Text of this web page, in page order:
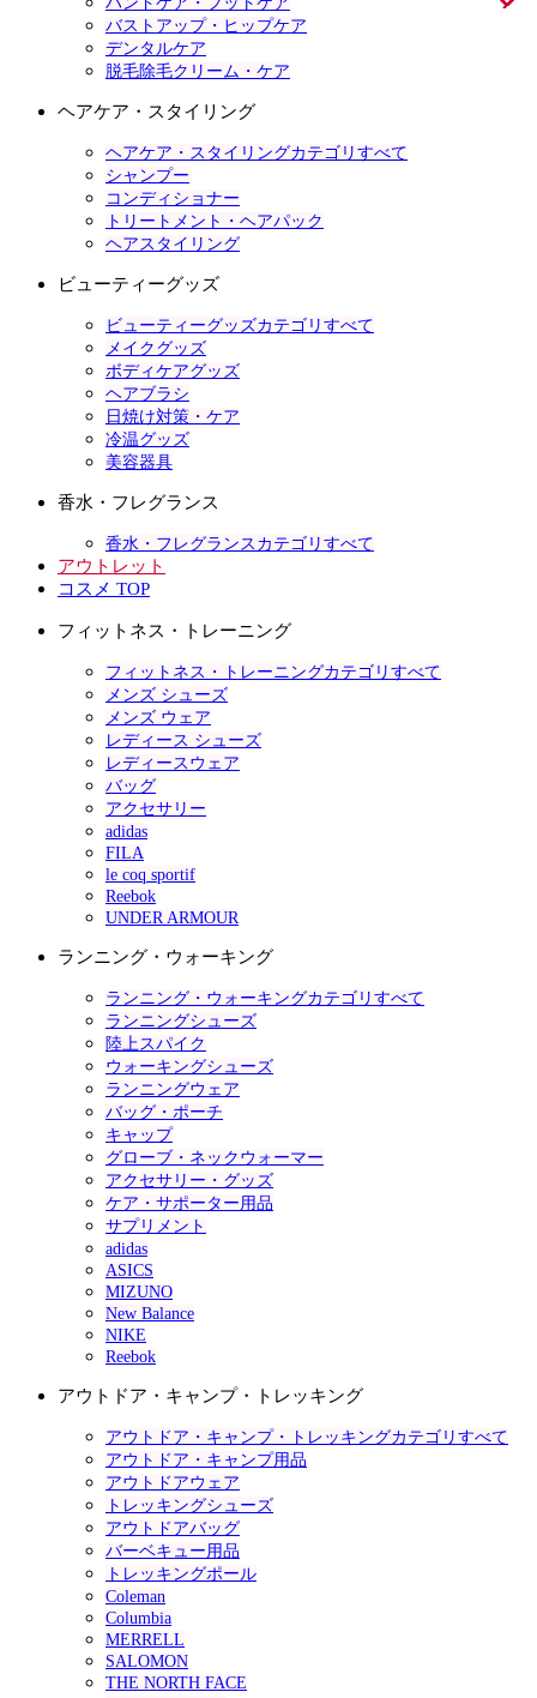
バストアップ・ヒップケア
デンタルケア
脱毛除毛クリーム・ケア
ヘアケア・スタイリング
ヘアケア・スタイリングカテゴリすべて
シャンプー
コンディショナー
トリートメント・ヘアパック
ヘアスタイリング
ビューティーグッズ
ビューティーグッズカテゴリすべて
メイクグッズ
ボディケアグッズ
ヘアブラシ
日焼け対策・ケア
冷温グッズ
美容器具
香水・フレグランス
香水・フレグランスカテゴリすべて
アウトレット
コスメ TOP
フィットネス・トレーニング
フィットネス・トレーニングカテゴリすべて
メンズ シューズ
メンズ ウェア
レディース シューズ
レディースウェア
バッグ
アクセサリー
adidas
FILA
le coq sportif
Reebok
UNDER ARMOUR
ランニング・ウォーキング
ランニング・ウォーキングカテゴリすべて
ランニングシューズ
陸上スパイク
ウォーキングシューズ
ランニングウェア
バッグ・ポーチ
キャップ
グローブ・ネックウォーマー
アクセサリー・グッズ
ケア・サポーター用品
サプリメント
adidas
ASICS
MIZUNO
New Balance
NIKE
Reebok
アウトドア・キャンプ・トレッキング
アウトドア・キャンプ・トレッキングカテゴリすべて
アウトドア・キャンプ用品
アウトドアウェア
トレッキングシューズ
アウトドアバッグ
バーベキュー用品
トレッキングポール
Coleman
Columbia
MERRELL
SALOMON
THE NORTH FACE